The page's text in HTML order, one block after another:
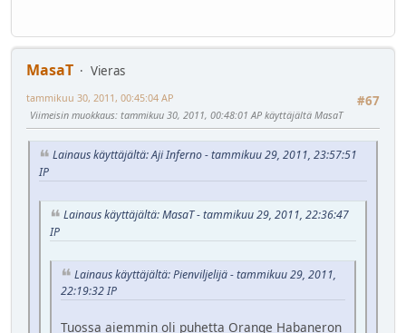
MasaT
Vieras
#67
tammikuu 30, 2011, 00:45:04 AP
Viimeisin muokkaus: tammikuu 30, 2011, 00:48:01 AP käyttäjältä MasaT
Lainaus käyttäjältä: Aji Inferno - tammikuu 29, 2011, 23:57:51
IP
Lainaus käyttäjältä: MasaT - tammikuu 29, 2011, 22:36:47
IP
Lainaus käyttäjältä: Pienviljelijä - tammikuu 29, 2011,
22:19:32 IP
Tuossa aiemmin oli puhetta Orange Habaneron